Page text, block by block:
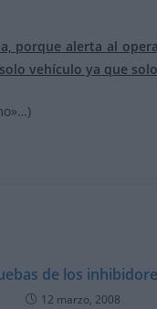
porque alerta al
vehículo ya que
de los
12 marzo, 2008